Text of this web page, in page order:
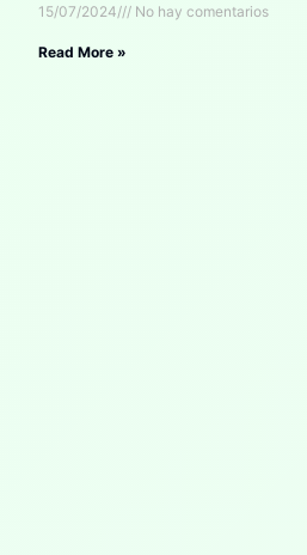
15/07/2024 No hay comentarios
Read More »